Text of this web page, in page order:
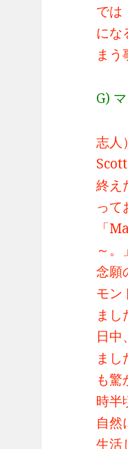
では
にな
まう
G)
志人）
終え
って
「
～
念願
モン
まし
日中
まし
も驚
時半
自然
生活